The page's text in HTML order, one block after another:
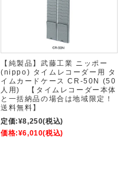
【純製品】武藤工業 ニッポー
(nippo) タイムレコーダー用 タ
イムカードケース CR-50N (50
人用) 【タイムレコーダー本体
と一括納品の場合は地域限定！
送料無料】
定価:¥8,250(税込)
価格:¥6,010(税込)